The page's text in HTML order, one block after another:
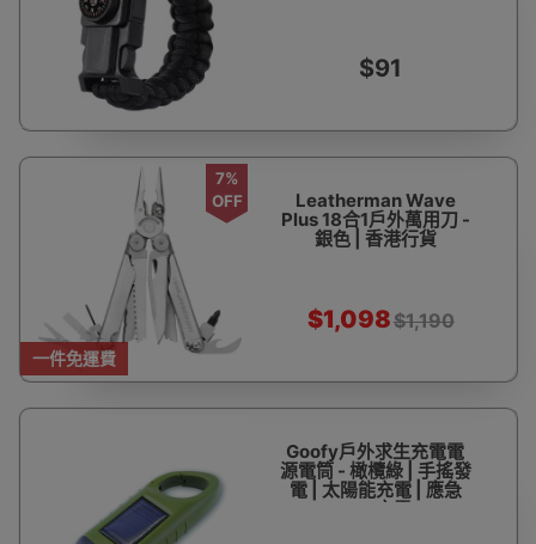
$91
一件免運費
7%
OFF
Leatherman Wave
Plus 18合1戶外萬用刀 -
銀色 | 香港行貨
$1,098$1,190
Goofy戶外求生充電電
源電筒 - 橄欖綠 | 手搖發
電 | 太陽能充電 | 應急
USB充電